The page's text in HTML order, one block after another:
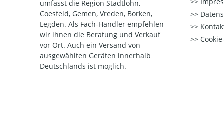
umfasst die Region Stadtlohn,
Coesfeld, Gemen, Vreden, Borken,
Legden. Als Fach-Händler empfehlen
wir ihnen die Beratung und Verkauf
vor Ort. Auch ein Versand von
ausgewählten Geräten innerhalb
Deutschlands ist möglich.